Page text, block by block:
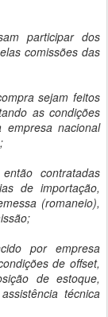
participar dos
comissões das
sejam feitos
as condições
nacional
contratadas
de importação,
(romaneio),
por empresa
de offset,
de estoque,
técnica